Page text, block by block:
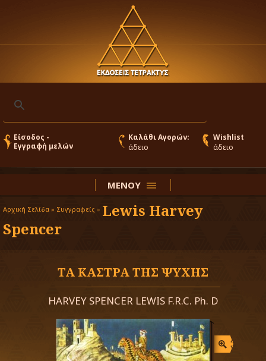
Είσοδος -
Εγγραφή μελών
Καλάθι Αγορών:
άδειο
Wishlist
άδειο
ΜΕΝΟΥ
Αρχική Σελίδα » Συγγραφείς » Lewis Harvey
Spencer
ΤΑ ΚΑΣΤΡΑ ΤΗΣ ΨΥΧΗΣ
HARVEY SPENCER LEWIS F.R.C. Ph. D